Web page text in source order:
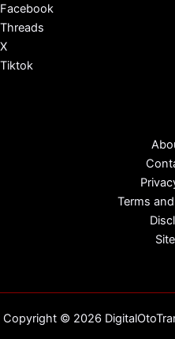
Facebook
Threads
X
Tiktok
Terms
Copyright © 2026